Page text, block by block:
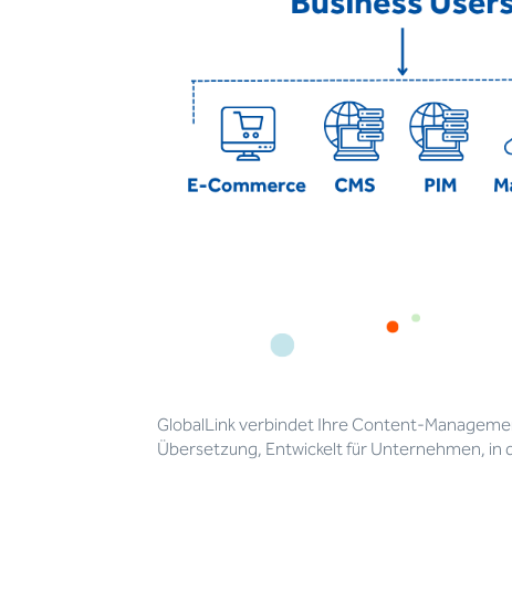
GlobalLink verbindet Ihre Content-
Übersetzung, Entwickelt für Unternehmen, in